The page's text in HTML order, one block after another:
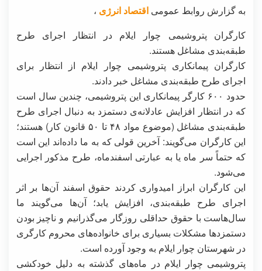
به گزارش روابط عمومی اقتصاد انرژی ،
کارگران پتروشیمی چوار ایلام در انتظار اجرای طرح
طبقه‌بندی مشاغل هستند.
کارگران پیمانکاری پتروشیمی چوار ایلام از انتظار برای
اجرای طرح طبقه‌بندی مشاغل خبر دادند.
حدود ۶۰۰ کارگر پیمانکاری این پتروشیمی، چندین سال است
که در انتظار افزایش عادلانه‌ی دستمزد به دنبال اجرای طرح
طبقه‌بندی مشاغل (موضوع مواد ۴۸ تا ۵۰ قانون کار) هستند؛
این کارگران می‌گویند: آخرین قولی که به ما داده‌اند این است
که حتماً سر ماه یا به عبارتی اسفندماه، طرح مذکور اجرایی
می‌شود.
این کارگران ابراز امیدواری کردند حقوق اسفند آن‌ها بر اثر
اجرای طرح طبقه‌بندی، افزایش یابد؛ آن‌ها می‌گویند ما
سال‌هاست با حقوق حداقلی روزگار می‌گذرانیم و ناچیز بودن
دستمزدها مشکلات بسیاری برای خانواده‌های محروم کارگری
در شهرستان چوار ایلام به وجود آورده است.
پتروشیمی چوار ایلام در ماه‌های گذشته به دلیل خودکشی